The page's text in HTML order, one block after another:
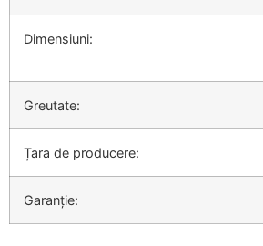
Dimensiuni:
Greutate:
Țara de producere:
Garanție: